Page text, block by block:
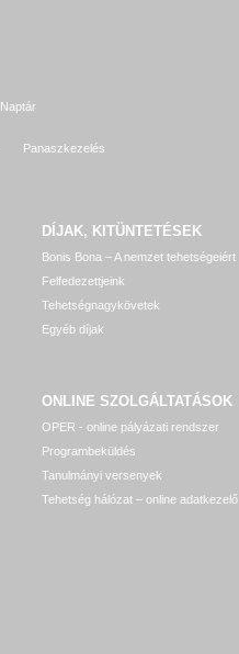
Naptár
Panaszkezelés
DÍJAK, KITÜNTETÉSEK
Bonis Bona – A nemzet tehetségeiért
Felfedezettjeink
Tehetségnagykövetek
Egyéb díjak
ONLINE SZOLGÁLTATÁSOK
OPER - online pályázati rendszer
Programbeküldés
Tanulmányi versenyek
Tehetség hálózat – online adatkezelő